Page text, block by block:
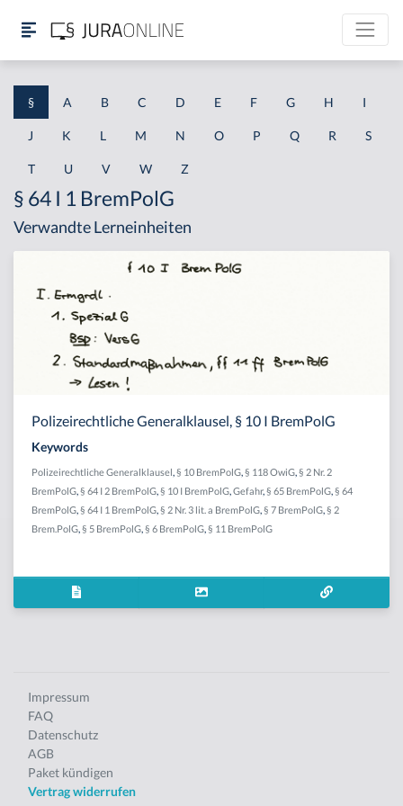
§ A B C D E F G H I
J K L M N O P Q R S
T U V W Z
§ 64 I 1 BremPolG
Verwandte Lerneinheiten
Polizeirechtliche Generalklausel, § 10 I BremPolG
Keywords
Polizeirechtliche Generalklausel § 10 BremPolG § 118 OwiG § 2 Nr. 2
BremPolG § 64 I 2 BremPolG § 10 I BremPolG Gefahr, § 65 BremPolG § 64
BremPolG § 64 I 1 BremPolG § 2 Nr. 3 lit. a BremPolG § 7 BremPolG § 2
Brem.PolG § 5 BremPolG § 6 BremPolG § 11 BremPolG
Impressum
FAQ
Datenschutz
AGB
Paket kündigen
Vertrag widerrufen